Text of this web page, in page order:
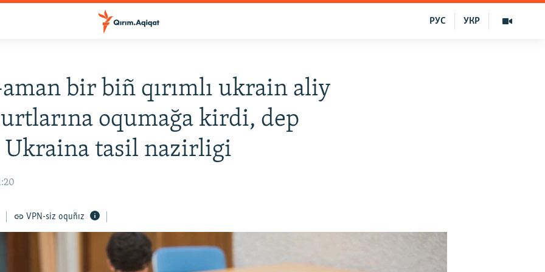
УКР
РУС
bir biñ qırımlı ukrain aliy
oqumağa kirdi, dep
tasil nazirligi
VPN-siz oquñız